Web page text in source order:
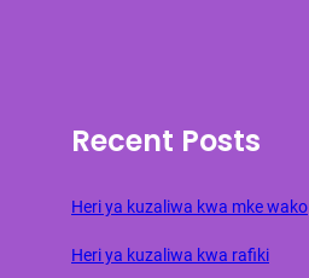
Recent Posts
Heri ya kuzaliwa kwa mke wako
Heri ya kuzaliwa kwa rafiki